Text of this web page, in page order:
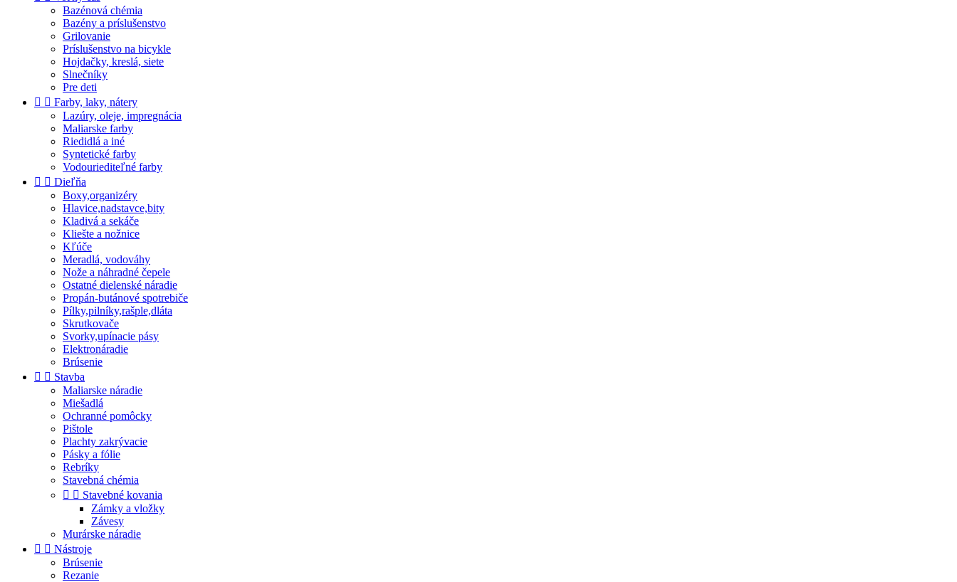
Bazénová chémia
Bazény a príslušenstvo
Grilovanie
Príslušenstvo na bicykle
Hojdačky, kreslá, siete
Slnečníky
Pre deti
  Farby, laky, nátery
Lazúry, oleje, impregnácia
Maliarske farby
Riedidlá a iné
Syntetické farby
Vodouriediteľné farby
  Dieľňa
Boxy,organizéry
Hlavice,nadstavce,bity
Kladivá a sekáče
Kliešte a nožnice
Kľúče
Meradlá, vodováhy
Nože a náhradné čepele
Ostatné dielenské náradie
Propán-butánové spotrebiče
Pílky,pilníky,rašple,dláta
Skrutkovače
Svorky,upínacie pásy
Elektronáradie
Brúsenie
  Stavba
Maliarske náradie
Miešadlá
Ochranné pomôcky
Pištole
Plachty zakrývacie
Pásky a fólie
Rebríky
Stavebná chémia
  Stavebné kovania
Zámky a vložky
Závesy
Murárske náradie
  Nástroje
Brúsenie
Rezanie